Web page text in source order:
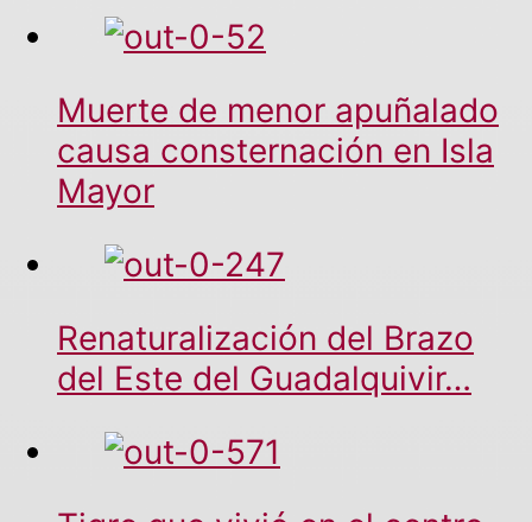
Muerte de menor apuñalado
causa consternación en Isla
Mayor
Renaturalización del Brazo
del Este del Guadalquivir…